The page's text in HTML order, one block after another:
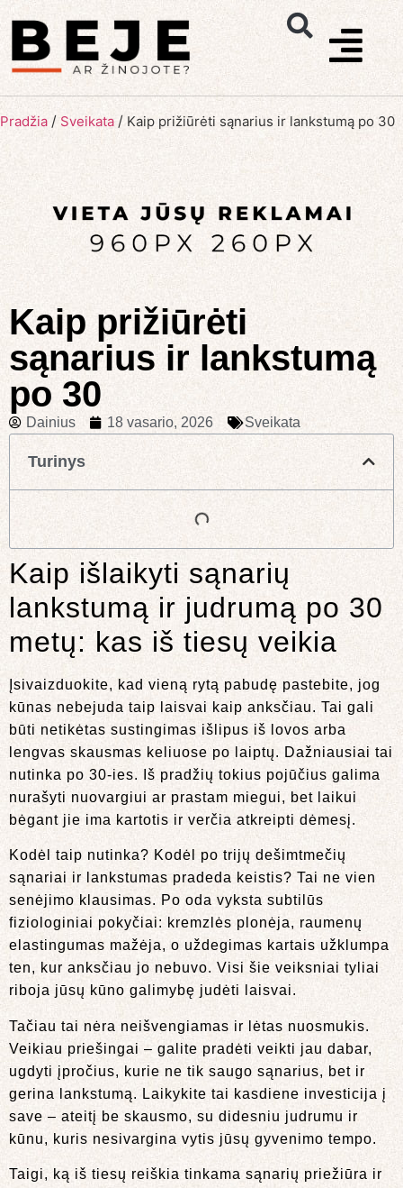
Pradžia / Sveikata / Kaip prižiūrėti sąnarius ir lankstumą po 30
Kaip prižiūrėti
sąnarius ir lankstumą
po 30
Dainius 18 vasario, 2026 Sveikata
Turinys
Kaip išlaikyti sąnarių
lankstumą ir judrumą po 30
metų: kas iš tiesų veikia
Įsivaizduokite, kad vieną rytą pabudę pastebite, jog
kūnas nebejuda taip laisvai kaip anksčiau. Tai gali
būti netikėtas sustingimas išlipus iš lovos arba
lengvas skausmas keliuose po laiptų. Dažniausiai tai
nutinka po 30-ies. Iš pradžių tokius pojūčius galima
nurašyti nuovargiui ar prastam miegui, bet laikui
bėgant jie ima kartotis ir verčia atkreipti dėmesį.
Kodėl taip nutinka? Kodėl po trijų dešimtmečių
sąnariai ir lankstumas pradeda keistis? Tai ne vien
senėjimo klausimas. Po oda vyksta subtilūs
fiziologiniai pokyčiai: kremzlės plonėja, raumenų
elastingumas mažėja, o uždegimas kartais užklumpa
ten, kur anksčiau jo nebuvo. Visi šie veiksniai tyliai
riboja jūsų kūno galimybę judėti laisvai.
Tačiau tai nėra neišvengiamas ir lėtas nuosmukis.
Veikiau priešingai – galite pradėti veikti jau dabar,
ugdyti įpročius, kurie ne tik saugo sąnarius, bet ir
gerina lankstumą. Laikykite tai kasdiene investicija į
save – ateitį be skausmo, su didesniu judrumu ir
kūnu, kuris nesivargina vytis jūsų gyvenimo tempo.
Taigi, ką iš tiesų reiškia tinkama sąnarių priežiūra ir